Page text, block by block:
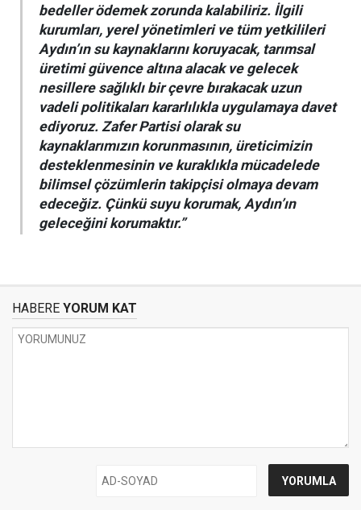
bedeller ödemek zorunda kalabiliriz. İlgili
kurumları, yerel yönetimleri ve tüm yetkilileri
Aydın’ın su kaynaklarını koruyacak, tarımsal
üretimi güvence altına alacak ve gelecek
nesillere sağlıklı bir çevre bırakacak uzun
vadeli politikaları kararlılıkla uygulamaya davet
ediyoruz. Zafer Partisi olarak su
kaynaklarımızın korunmasının, üreticimizin
desteklenmesinin ve kuraklıkla mücadelede
bilimsel çözümlerin takipçisi olmaya devam
edeceğiz. Çünkü suyu korumak, Aydın’ın
geleceğini korumaktır.”
HABERE YORUM KAT